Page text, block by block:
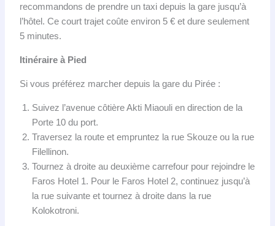
recommandons de prendre un taxi depuis la gare jusqu’à
l’hôtel. Ce court trajet coûte environ 5 € et dure seulement
5 minutes.
Itinéraire à Pied
Si vous préférez marcher depuis la gare du Pirée :
Suivez l’avenue côtière Akti Miaouli en direction de la
Porte 10 du port.
Traversez la route et empruntez la rue Skouze ou la rue
Filellinon.
Tournez à droite au deuxième carrefour pour rejoindre le
Faros Hotel 1. Pour le Faros Hotel 2, continuez jusqu’à
la rue suivante et tournez à droite dans la rue
Kolokotroni.